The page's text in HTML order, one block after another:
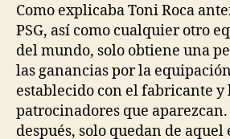
Como explicaba Toni Roca
PSG, así como cualquier otro
del mundo, solo obtiene una
las ganancias por la
establecido con el fabricante y
patrocinadores que
después, solo quedan de aquel